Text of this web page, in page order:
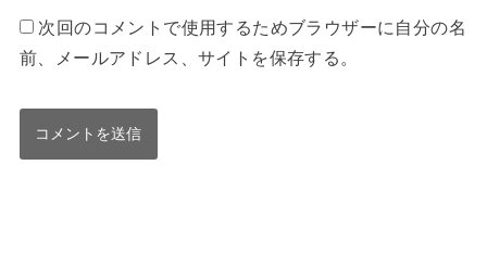
次回のコメントで使用するためブラウザーに自分の名
前、メールアドレス、サイトを保存する。